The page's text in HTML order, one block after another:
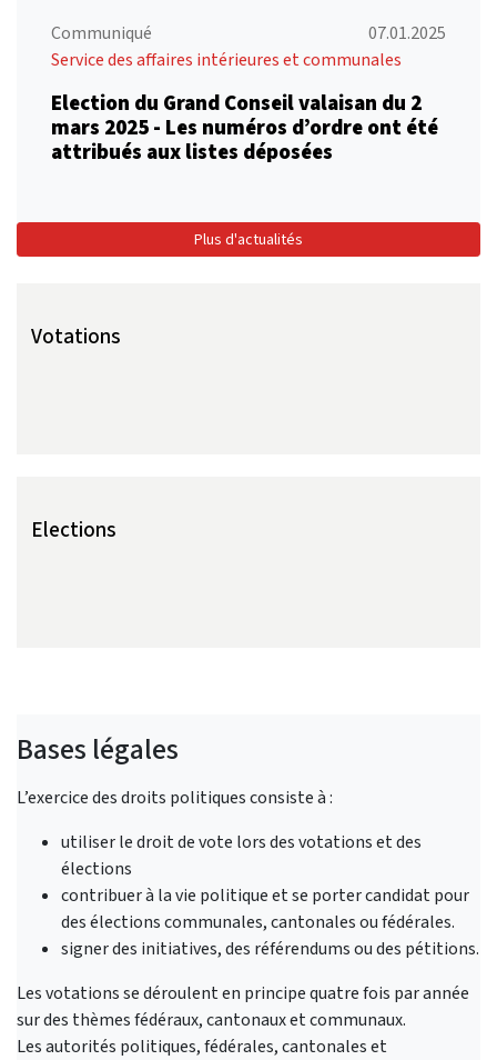
Communiqué
07.01.2025
Service des affaires intérieures et communales
Election du Grand Conseil valaisan du 2
mars 2025 - Les numéros d’ordre ont été
attribués aux listes déposées
Plus d'actualités
Votations
Elections
Bases légales
L’exercice des droits politiques consiste à :
utiliser le droit de vote lors des votations et des
élections
contribuer à la vie politique et se porter candidat pour
des élections communales, cantonales ou fédérales.
signer des initiatives, des référendums ou des pétitions.
Les votations se déroulent en principe quatre fois par année
sur des thèmes fédéraux, cantonaux et communaux.
Les autorités politiques, fédérales, cantonales et